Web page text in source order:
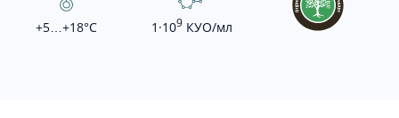
+5…+18°С 1·109 КУО/мл